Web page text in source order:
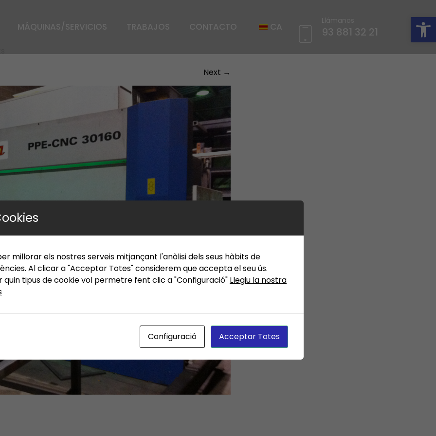
Abrir barra de herramientas
MÁQUINAS/SERVICIOS TRABAJOS CONTACTO CA
Llámanos
93 881 32 21
Next →
millorar els nostres serveis mitjançant l'anàlisi dels seus hàbits de
Al clicar a "Acceptar Totes" considerem que accepta el seu ús.
quin tipus de cookie vol permetre fent clic a "Configuració" Llegiu la nostra
Configuració Acceptar Totes